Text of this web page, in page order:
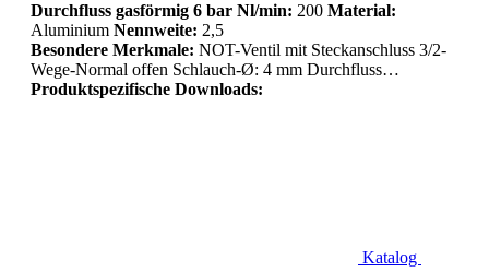
Durchfluss gasförmig 6 bar Nl/min: 200 Material:
Aluminium Nennweite: 2,5
Besondere Merkmale: NOT-Ventil mit Steckanschluss 3/2-
Wege-Normal offen Schlauch-Ø: 4 mm Durchfluss…
Produktspezifische Downloads:
Katalog